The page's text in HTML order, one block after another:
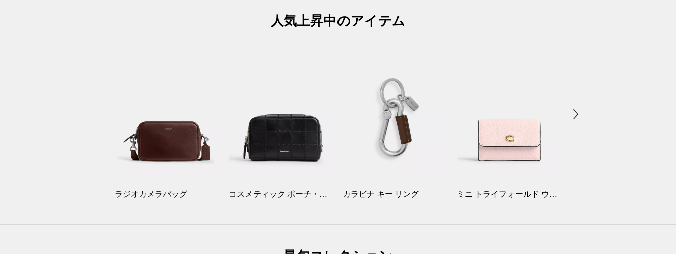
人気上昇中のアイテム
ラジオカメラバッグ コスメティック ポーチ・チェッカーボード スクラップ レザー カラビナ キー リング ミニ トライフォールド ウォレット